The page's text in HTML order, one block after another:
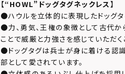
【“HOWL”ドッグタグネックレス】
●ハウルを立体的に表現したドッグタ
●力、勇気、王権の象徴として古代か
ことで威厳と力強さを感じていただく
●ドッグタグは兵士が身に着ける認識
部として愛されています。